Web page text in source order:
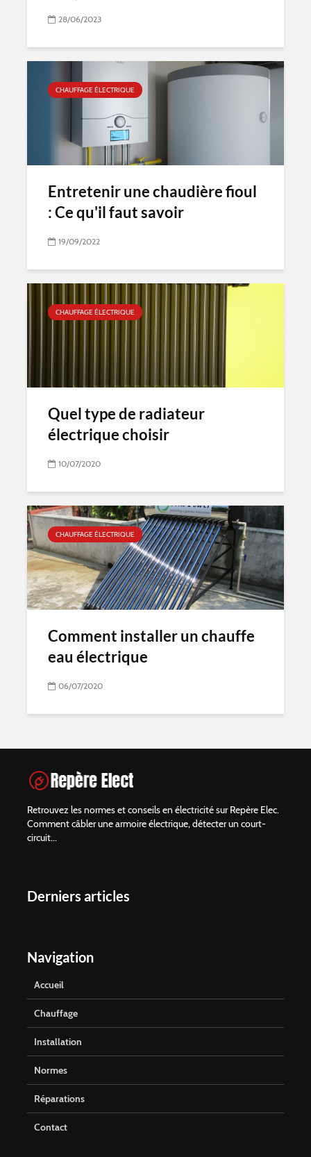
28/06/2023
CHAUFFAGE ÉLECTRIQUE
Entretenir une chaudière fioul
: Ce qu'il faut savoir
19/09/2022
CHAUFFAGE ÉLECTRIQUE
Quel type de radiateur
électrique choisir
10/07/2020
CHAUFFAGE ÉLECTRIQUE
Comment installer un chauffe
eau électrique
06/07/2020
Retrouvez les normes et conseils en électricité sur Repère Elec.
Comment câbler une armoire électrique, détecter un court-
circuit...
Derniers articles
Navigation
Accueil
Chauffage
Installation
Normes
Réparations
Contact